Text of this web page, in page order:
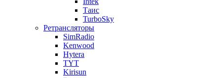
Таис
TurboSky
Ретрансляторы
SimRadio
Kenwood
Hytera
TYT
Kirisun